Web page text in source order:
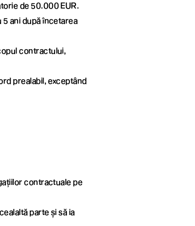
de 50.000 EUR.
5 ani după încetarea
contractului,
prealabil, exceptând
contractuale pe
parte și să ia